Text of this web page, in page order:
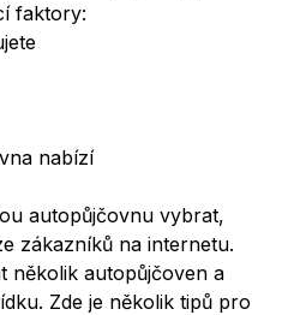
faktory:
nabízí
autopůjčovnu vybrat,
zákazníků na internetu.
několik autopůjčoven a
Zde je několik tipů pro